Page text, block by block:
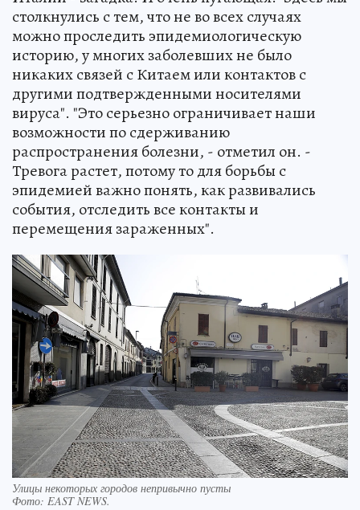
столкнулись с тем, что не во всех случаях
можно проследить эпидемиологическую
историю, у многих заболевших не было
никаких связей с Китаем или контактов с
другими подтвержденными носителями
вируса". "Это серьезно ограничивает наши
возможности по сдерживанию
распространения болезни, - отметил он. -
Тревога растет, потому то для борьбы с
эпидемией важно понять, как развивались
события, отследить все контакты и
перемещения зараженных".
Улицы некоторых городов непривычно пусты
Фото: EAST NEWS.